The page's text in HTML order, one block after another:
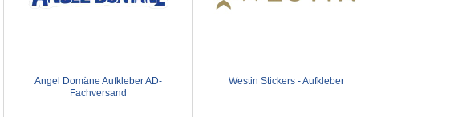
Angel Domäne Aufkleber AD-
Fachversand
Westin Stickers - Aufkleber